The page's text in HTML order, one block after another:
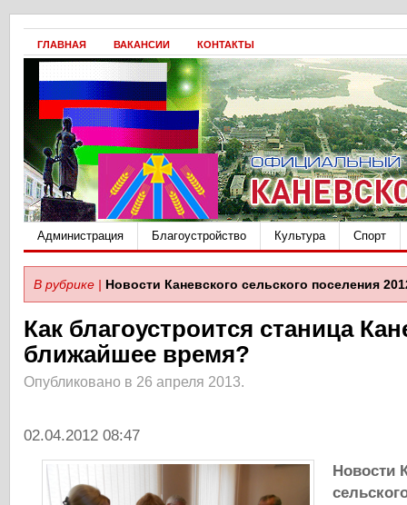
ГЛАВНАЯ ВАКАНСИИ КОНТАКТЫ
Администрация Благоустройство Культура Спорт
В рубрике | Новости Каневского сельского поселения
Как благоустроится станица
ближайшее время?
Опубликовано в 26 апреля 2013.
02.04.2012 08:47
Новости